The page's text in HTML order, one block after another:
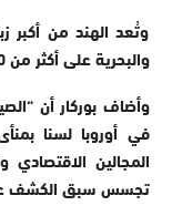
وتُعد الهند من أكبر
والبحرية على أكثر من 60 طائرة من طراز رافال.
وأضاف بوركار أن
في أوروبا لسنا
المجالين الاقتصادي
تجسس سبق الكشف